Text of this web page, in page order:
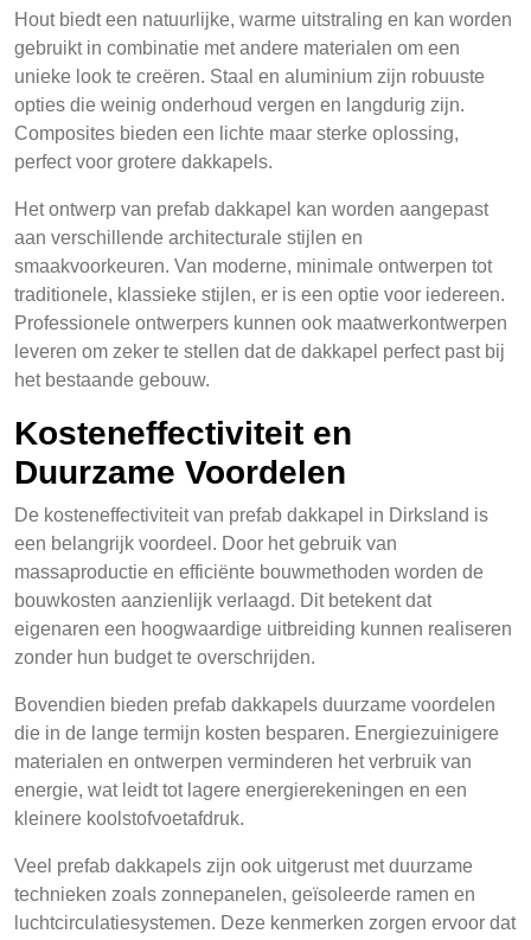
Hout biedt een natuurlijke, warme uitstraling en kan worden
gebruikt in combinatie met andere materialen om een
unieke look te creëren. Staal en aluminium zijn robuuste
opties die weinig onderhoud vergen en langdurig zijn.
Composites bieden een lichte maar sterke oplossing,
perfect voor grotere dakkapels.
Het ontwerp van prefab dakkapel kan worden aangepast
aan verschillende architecturale stijlen en
smaakvoorkeuren. Van moderne, minimale ontwerpen tot
traditionele, klassieke stijlen, er is een optie voor iedereen.
Professionele ontwerpers kunnen ook maatwerkontwerpen
leveren om zeker te stellen dat de dakkapel perfect past bij
het bestaande gebouw.
Kosteneffectiviteit en
Duurzame Voordelen
De kosteneffectiviteit van prefab dakkapel in Dirksland is
een belangrijk voordeel. Door het gebruik van
massaproductie en efficiënte bouwmethoden worden de
bouwkosten aanzienlijk verlaagd. Dit betekent dat
eigenaren een hoogwaardige uitbreiding kunnen realiseren
zonder hun budget te overschrijden.
Bovendien bieden prefab dakkapels duurzame voordelen
die in de lange termijn kosten besparen. Energiezuinigere
materialen en ontwerpen verminderen het verbruik van
energie, wat leidt tot lagere energierekeningen en een
kleinere koolstofvoetafdruk.
Veel prefab dakkapels zijn ook uitgerust met duurzame
technieken zoals zonnepanelen, geïsoleerde ramen en
luchtcirculatiesystemen. Deze kenmerken zorgen ervoor dat